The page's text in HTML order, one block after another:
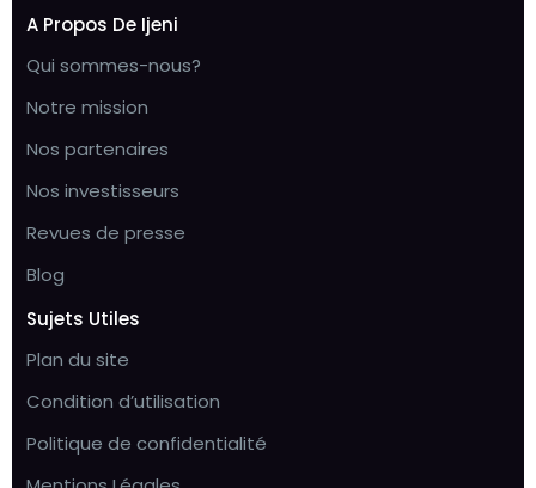
A Propos De Ijeni
Qui sommes-nous?
Notre mission
Nos partenaires
Nos investisseurs
Revues de presse
Blog
Sujets Utiles
Plan du site
Condition d’utilisation
Politique de confidentialité